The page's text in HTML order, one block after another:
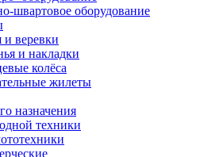
швартовое оборудование
и веревки
и накладки
колёса
жилеты
назначения
техники